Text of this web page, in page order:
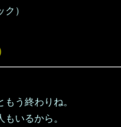
）
う終わりね。
いるから。